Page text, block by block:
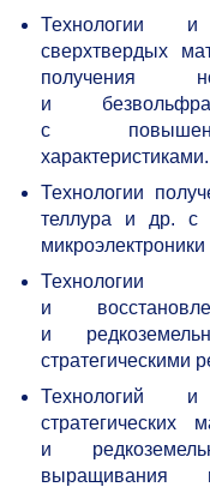
Технологии и
сверхтвердых
получения
и
с
характеристиками.
Технологии
теллура и др. с
Технологии
и
и
стратегическими
Технологий и
стратегических
и
выращивания